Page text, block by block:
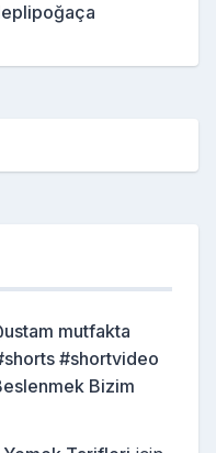
mutfakta
#shortvideo
Bizim